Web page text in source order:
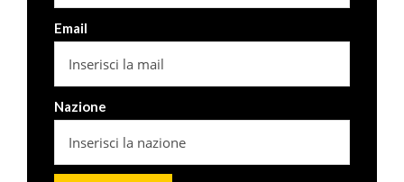
Email
Nazione